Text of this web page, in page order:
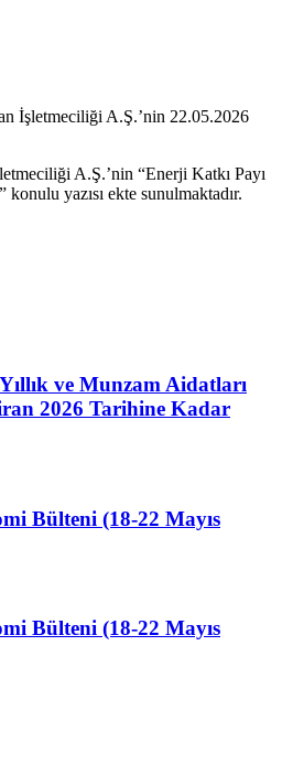
İşletmeciliği A.Ş.’nin 22.05.2026
A.Ş.’nin “Enerji Katkı Payı
yazısı ekte sunulmaktadır.
ve Munzam Aidatları
2026 Tarihine Kadar
Bülteni (18-22 Mayıs
Bülteni (18-22 Mayıs